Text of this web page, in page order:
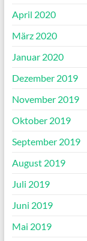
April 2020
März 2020
Januar 2020
Dezember 2019
November 2019
Oktober 2019
September 2019
August 2019
Juli 2019
Juni 2019
Mai 2019